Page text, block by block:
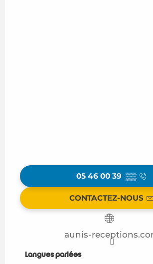
05 46 00 39 ▒▒
CONTACTEZ-NOUS
aunis-
Langues parlées
Langues parlées